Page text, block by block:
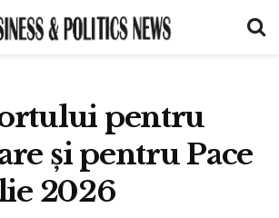
pentru
și pentru Pace
2026